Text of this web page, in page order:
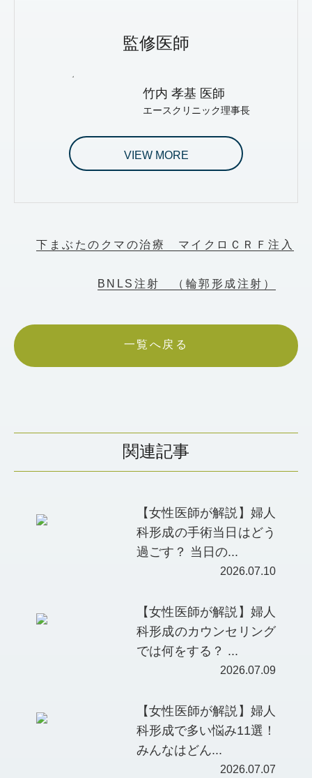
監修医師
竹内 孝基 医師
エースクリニック理事長
VIEW MORE
下まぶたのクマの治療 マイクロＣＲＦ注入
一覧へ戻る
BNLS注射 （輪郭形成注射）
関連記事
【女性医師が解説】婦人
科形成の手術当日はどう
過ごす？ 当日の...
2026.07.10
【女性医師が解説】婦人
科形成のカウンセリング
では何をする？ ...
2026.07.09
【女性医師が解説】婦人
科形成で多い悩み11選！
みんなはどん...
2026.07.07